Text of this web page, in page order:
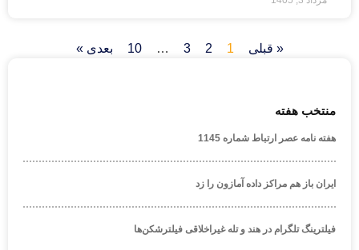
« قبلی 1
2
3
…
10 بعدی »
منتخب هفته
هفته نامه عصر ارتباط شماره 1145
ایران باز هم مراکز داده آمازون را زد
فیلترینگ تلگرام در هند و تله غیراخلاقی فیلترشکن‌ها